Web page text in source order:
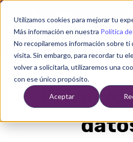
Utilizamos cookies para mejorar tu
Más información en nuestra Política
No recopilaremos información sobre ti
visita. Sin embargo, para recordar tu
volver a solicitarla, utilizaremos una
con ese único propósito.
Aceptar